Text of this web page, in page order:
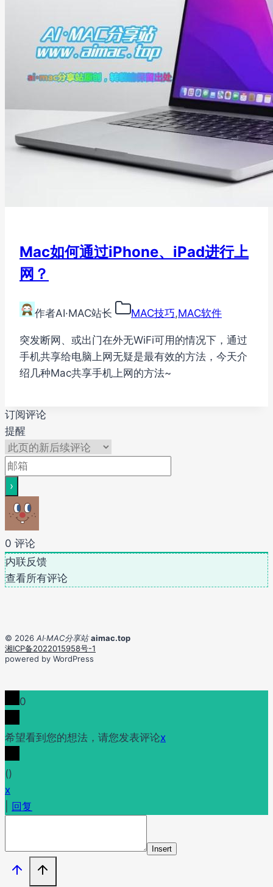
Mac如何通过iPhone、iPad进行上
网？
作者AI·MAC站长 MAC技巧,MAC软件
突发断网、或出门在外无WiFi可用的情况下，通过
手机共享给电脑上网无疑是最有效的方法，今天介
绍几种Mac共享手机上网的方法~
订阅评论
提醒
0 评论
内联反馈
查看所有评论
© 2026 AI·MAC分享站 aimac.top
湘ICP备2022015958号-1
powered by WordPress
0
希望看到您的想法，请您发表评论x
()
x
回复
Insert